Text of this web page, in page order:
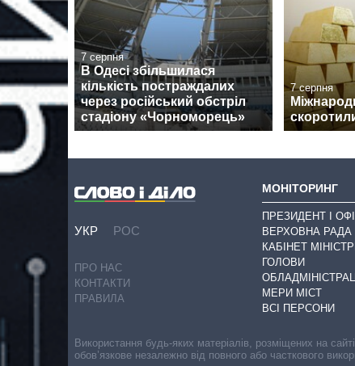
7 серпня
В Одесі збільшилася
кількість постраждалих
через російський обстріл
стадіону «Чорноморець»
7 серпня
УКР РОС
ПРО НАС
КОНТАКТИ
ПРАВИЛА
МОНІТОРИНГ
ПРЕЗИДЕНТ І
ВЕРХОВНА РАДА
КАБІНЕТ
ГОЛОВИ
МЕРИ МІСТ
ВСІ ПЕРСОНИ
Використання будь-яких матеріалів, розміщених на
обов’язкове незалежно від повного або часткового